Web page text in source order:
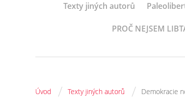
Texty jiných autorů
PROČ NEJSEM
Úvod / Texty jiných autorů / Demokracie